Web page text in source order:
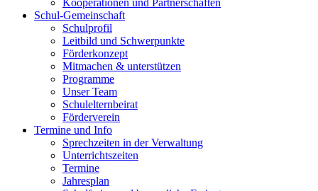
Kooperationen und Partnerschaften
Schul-Gemeinschaft
Schulprofil
Leitbild und Schwerpunkte
Förderkonzept
Mitmachen & unterstützen
Programme
Unser Team
Schulelternbeirat
Förderverein
Termine und Info
Sprechzeiten in der Verwaltung
Unterrichtszeiten
Termine
Jahresplan